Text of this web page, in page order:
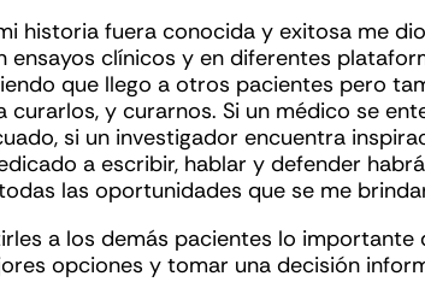
historia fuera conocida y exitosa me
ensayos clínicos y en diferentes
que llego a otros pacientes pero
curarlos, y curarnos. Si un médico se
si un investigador encuentra
a escribir, hablar y defender
las oportunidades que se me
a los demás pacientes lo
opciones y tomar una decisión